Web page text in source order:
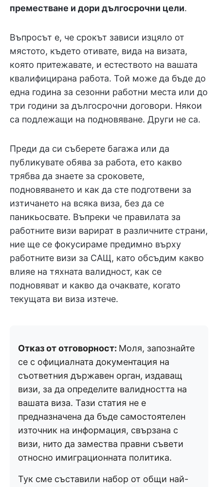
преместване и дори дългосрочни цели.
Въпросът е, че срокът зависи изцяло от
мястото, където отивате, вида на визата,
която притежавате, и естеството на вашата
квалифицирана работа. Той може да бъде до
една година за сезонни работни места или до
три години за дългосрочни договори. Някои
са подлежащи на подновяване. Други не са.
Преди да си съберете багажа или да
публикувате обява за работа, ето какво
трябва да знаете за сроковете,
подновяването и как да сте подготвени за
изтичането на всяка виза, без да се
паникьосвате. Въпреки че правилата за
работните визи варират в различните страни,
ние ще се фокусираме предимно върху
работните визи за САЩ, като обсъдим какво
влияе на тяхната валидност, как се
подновяват и какво да очаквате, когато
текущата ви виза изтече.
Отказ от отговорност: Моля, запознайте
се с официалната документация на
съответния държавен орган, издаващ
визи, за да определите валидността на
вашата виза. Тази статия не е
предназначена да бъде самостоятелен
източник на информация, свързана с
визи, нито да замества правни съвети
относно имиграционната политика.
Тук сме съставили набор от общи най-